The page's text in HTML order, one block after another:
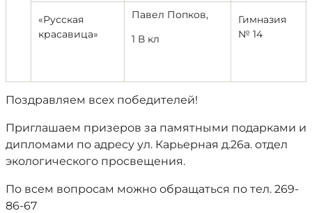
«Русская
красавица»
Павел Попков,
1 В кл
Гимназия
№ 14
Поздравляем всех победителей!
Приглашаем призеров за памятными подарками и
дипломами по адресу ул. Карьерная д.26а. отдел
экологического просвещения.
По всем вопросам можно обращаться по тел. 269-
86-67